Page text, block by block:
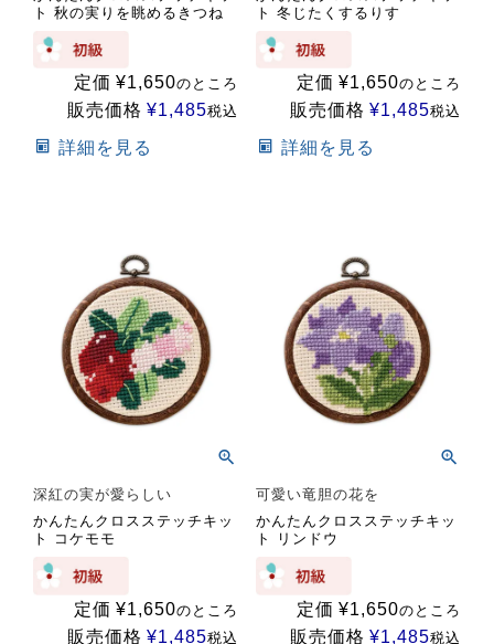
ト 秋の実りを眺めるきつね
定価 ¥1,650のところ
販売価格 ¥1,485税込
詳細を見る
ト 冬じたくするりす
定価 ¥1,650のところ
販売価格 ¥1,485税込
詳細を見る
深紅の実が愛らしい
かんたんクロスステッチキッ
ト コケモモ
定価 ¥1,650のところ
販売価格 ¥1,485税込
可愛い竜胆の花を
かんたんクロスステッチキッ
ト リンドウ
定価 ¥1,650のところ
販売価格 ¥1,485税込